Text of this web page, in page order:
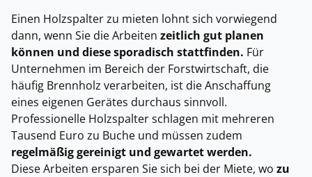
Einen Holzspalter zu mieten lohnt sich vorwiegend
dann, wenn Sie die Arbeiten zeitlich gut planen
können und diese sporadisch stattfinden. Für
Unternehmen im Bereich der Forstwirtschaft, die
häufig Brennholz verarbeiten, ist die Anschaffung
eines eigenen Gerätes durchaus sinnvoll.
Professionelle Holzspalter schlagen mit mehreren
Tausend Euro zu Buche und müssen zudem
regelmäßig gereinigt und gewartet werden.
Diese Arbeiten ersparen Sie sich bei der Miete, wo zu